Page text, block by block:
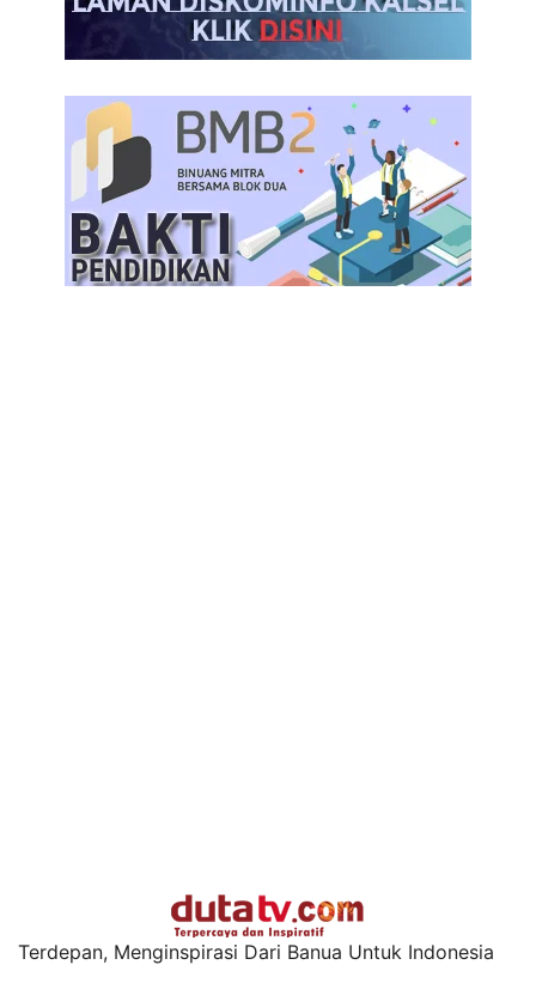
Terdepan, Menginspirasi Dari Banua Untuk Indonesia